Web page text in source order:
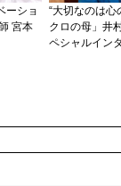
ーショ
宮本
“大切なのは心
クロの母」井
ペシャルイン